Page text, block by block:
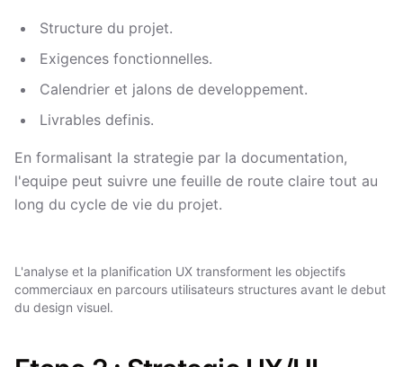
Structure du projet.
Exigences fonctionnelles.
Calendrier et jalons de developpement.
Livrables definis.
En formalisant la strategie par la documentation,
l'equipe peut suivre une feuille de route claire tout au
long du cycle de vie du projet.
L'analyse et la planification UX transforment les objectifs
commerciaux en parcours utilisateurs structures avant le debut
du design visuel.